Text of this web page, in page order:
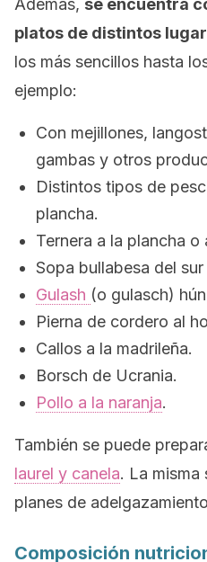
Además, se encuentra
platos de distintos
los más sencillos hasta
ejemplo:
Con mejillones,
gambas y otros
Distintos tipos de
plancha.
Ternera a la plancha o
Sopa bullabesa del sur
Gulash (o gulasch)
Pierna de cordero al
Callos a la madrileña.
Borsch de Ucrania.
Pollo a la naranja.
También se puede
laurel y canela. La misma
planes de
Composición